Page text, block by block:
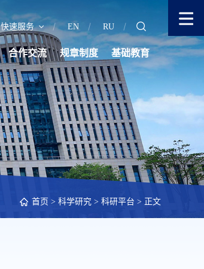
快速服务 EN RU
合作交流 规章制度 基础教育
首页 > 科学研究 > 科研平台 > 正文